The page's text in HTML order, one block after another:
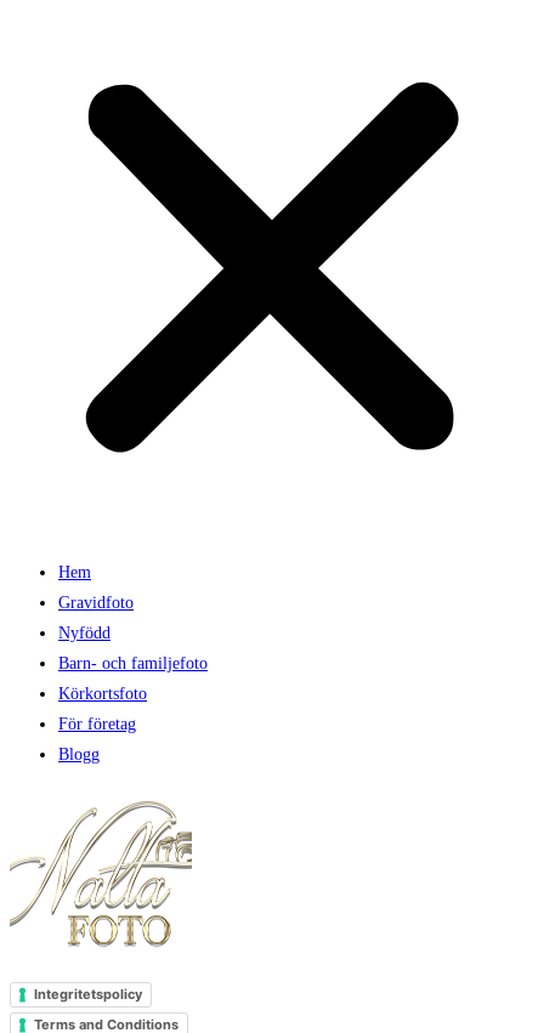
Hem
Gravidfoto
Nyfödd
Barn- och familjefoto
Körkortsfoto
För företag
Blogg
Integritetspolicy
Terms and Conditions